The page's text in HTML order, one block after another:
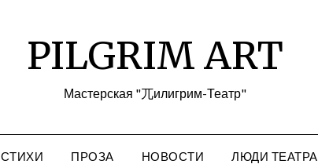
PILGRIM ART
Мастерская "兀илигрим-Театр"
СТИХИ ПРОЗА НОВОСТИ ЛЮДИ ТЕАТРА